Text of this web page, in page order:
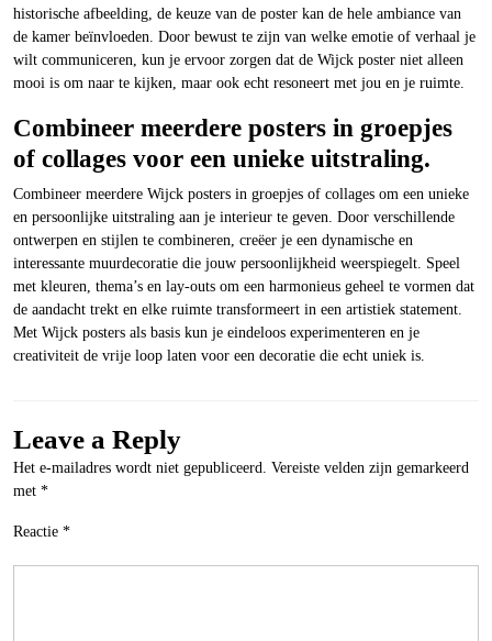
historische afbeelding, de keuze van de poster kan de hele ambiance van
de kamer beïnvloeden. Door bewust te zijn van welke emotie of verhaal je
wilt communiceren, kun je ervoor zorgen dat de Wijck poster niet alleen
mooi is om naar te kijken, maar ook echt resoneert met jou en je ruimte.
Combineer meerdere posters in groepjes
of collages voor een unieke uitstraling.
Combineer meerdere Wijck posters in groepjes of collages om een unieke
en persoonlijke uitstraling aan je interieur te geven. Door verschillende
ontwerpen en stijlen te combineren, creëer je een dynamische en
interessante muurdecoratie die jouw persoonlijkheid weerspiegelt. Speel
met kleuren, thema’s en lay-outs om een harmonieus geheel te vormen dat
de aandacht trekt en elke ruimte transformeert in een artistiek statement.
Met Wijck posters als basis kun je eindeloos experimenteren en je
creativiteit de vrije loop laten voor een decoratie die echt uniek is.
Leave a Reply
Het e-mailadres wordt niet gepubliceerd. Vereiste velden zijn gemarkeerd
met *
Reactie *